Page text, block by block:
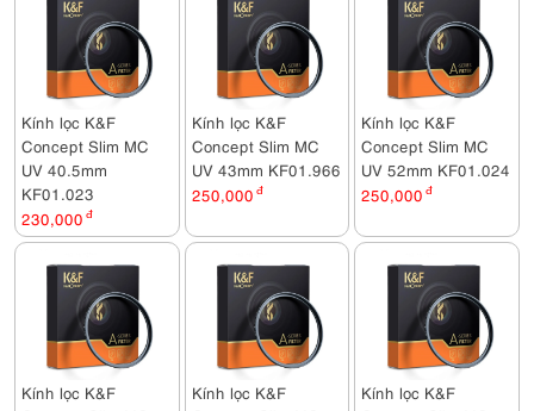
Kính lọc K&F
Concept Slim MC
UV 40.5mm
KF01.023
230,000 đ
Kính lọc K&F
Concept Slim MC
UV 43mm KF01.966
250,000 đ
Kính lọc K&F
Concept Slim MC
UV 52mm KF01.024
250,000 đ
Kính lọc K&F
Kính lọc K&F
Kính lọc K&F